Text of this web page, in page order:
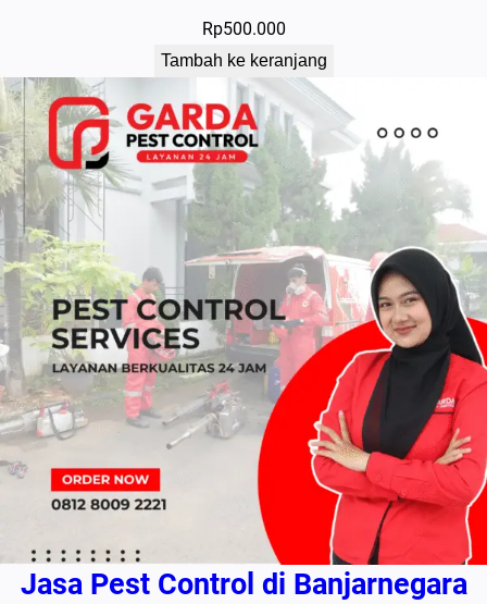
Rp500.000
Tambah ke keranjang
Jasa Pest Control di Banjarnegara